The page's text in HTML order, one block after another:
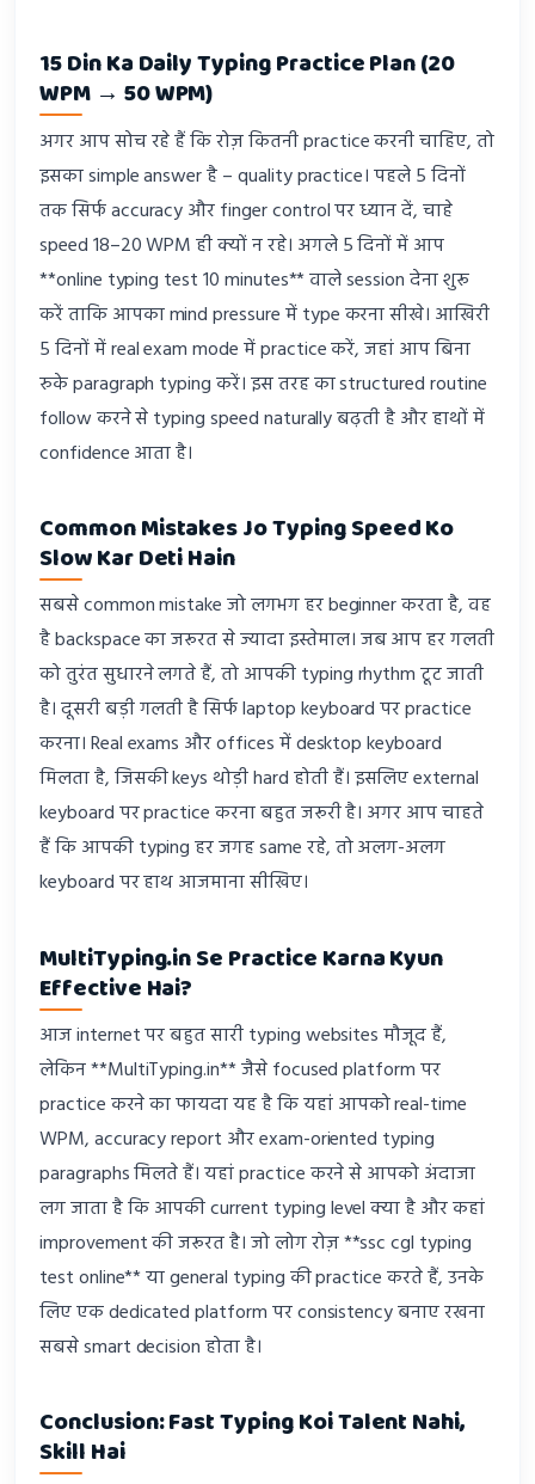
15 Din Ka Daily Typing Practice Plan (20
WPM → 50 WPM)
अगर आप सोच रहे हैं कि रोज़ कितनी practice करनी चाहिए, तो
इसका simple answer है – quality practice। पहले 5 दिनों
तक सिर्फ accuracy और finger control पर ध्यान दें, चाहे
speed 18–20 WPM ही क्यों न रहे। अगले 5 दिनों में आप
**online typing test 10 minutes** वाले session देना शुरू
करें ताकि आपका mind pressure में type करना सीखे। आखिरी
5 दिनों में real exam mode में practice करें, जहां आप बिना
रुके paragraph typing करें। इस तरह का structured routine
follow करने से typing speed naturally बढ़ती है और हाथों में
confidence आता है।
Common Mistakes Jo Typing Speed Ko
Slow Kar Deti Hain
सबसे common mistake जो लगभग हर beginner करता है, वह
है backspace का जरूरत से ज्यादा इस्तेमाल। जब आप हर गलती
को तुरंत सुधारने लगते हैं, तो आपकी typing rhythm टूट जाती
है। दूसरी बड़ी गलती है सिर्फ laptop keyboard पर practice
करना। Real exams और offices में desktop keyboard
मिलता है, जिसकी keys थोड़ी hard होती हैं। इसलिए external
keyboard पर practice करना बहुत जरूरी है। अगर आप चाहते
हैं कि आपकी typing हर जगह same रहे, तो अलग-अलग
keyboard पर हाथ आजमाना सीखिए।
MultiTyping.in Se Practice Karna Kyun
Effective Hai?
आज internet पर बहुत सारी typing websites मौजूद हैं,
लेकिन **MultiTyping.in** जैसे focused platform पर
practice करने का फायदा यह है कि यहां आपको real-time
WPM, accuracy report और exam-oriented typing
paragraphs मिलते हैं। यहां practice करने से आपको अंदाजा
लग जाता है कि आपकी current typing level क्या है और कहां
improvement की जरूरत है। जो लोग रोज़ **ssc cgl typing
test online** या general typing की practice करते हैं, उनके
लिए एक dedicated platform पर consistency बनाए रखना
सबसे smart decision होता है।
Conclusion: Fast Typing Koi Talent Nahi,
Skill Hai